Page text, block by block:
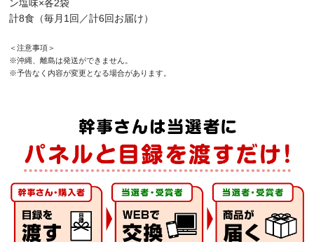
ン塩味×各2袋
計8食（毎月1回／計6回お届け）
＜注意事項＞
※沖縄、離島は発送ができません。
※予告なく内容が変更となる場合があります。